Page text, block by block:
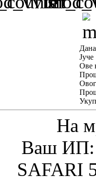
Јуче
Ове
На
Ваш ИП:
SAFARI